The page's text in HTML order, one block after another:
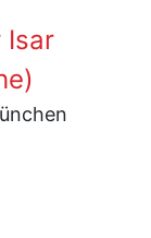
Isar